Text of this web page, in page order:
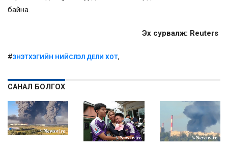
байна.
Эх сурвалж: Reuters
#ЭНЭТХЭГИЙН НИЙСЛЭЛ ДЕЛИ ХОТ,
САНАЛ БОЛГОХ